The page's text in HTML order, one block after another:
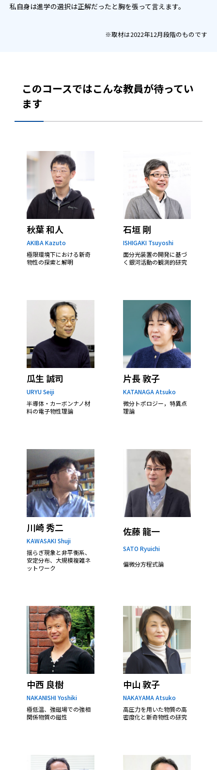
私自身は進学の選択は正解だったと胸を張って言えます。
※取材は2022年12月段階のものです
このコースではこんな教員が待ってい
ます
秋葉 和人
AKIBA Kazuto
極限環境下における新奇
物性の探索と解明
石垣 剛
ISHIGAKI Tsuyoshi
面分光装置の開発に基づ
く銀河活動の観測的研究
瓜生 誠司
URYU Seiji
半導体・カーボンナノ材
料の電子物性理論
片長 敦子
KATANAGA Atsuko
微分トポロジー，特異点
理論
川崎 秀二
KAWASAKI Shuji
揺らぎ現象と非平衡系、
安定分布、大規模複雑ネ
ットワーク
佐藤 龍一
SATO Ryuichi
偏微分方程式論
中西 良樹
NAKANISHI Yoshiki
極低温、強磁場での強相
関係物質の磁性
中山 敦子
NAKAYAMA Atsuko
高圧力を用いた物質の高
密度化と新奇物性の研究